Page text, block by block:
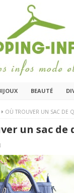
BEAUTÉ
OÙ TROUVER UN SAC DE
un sac de